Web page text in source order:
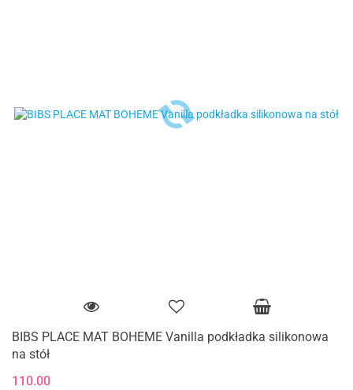
BIBS PLACE MAT BOHEME Vanilla podkładka silikonowa
na stół
110.00